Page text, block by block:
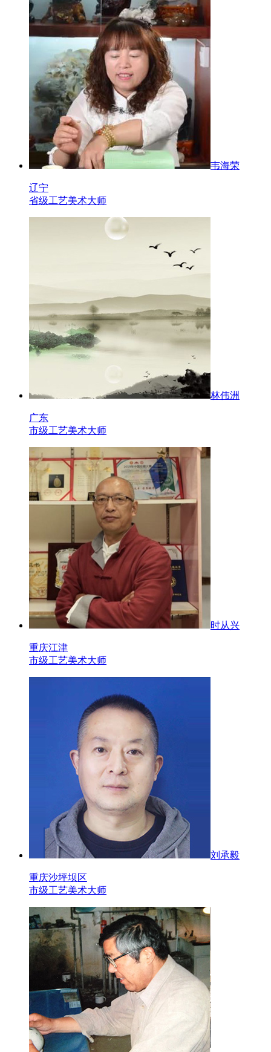
韦海荣
辽宁
省级工艺美术大师
林伟洲
广东
市级工艺美术大师
时从兴
重庆江津
市级工艺美术大师
刘承毅
重庆沙坪坝区
市级工艺美术大师